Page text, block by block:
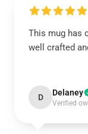
This mug has
well crafted
D Delaney
Verified